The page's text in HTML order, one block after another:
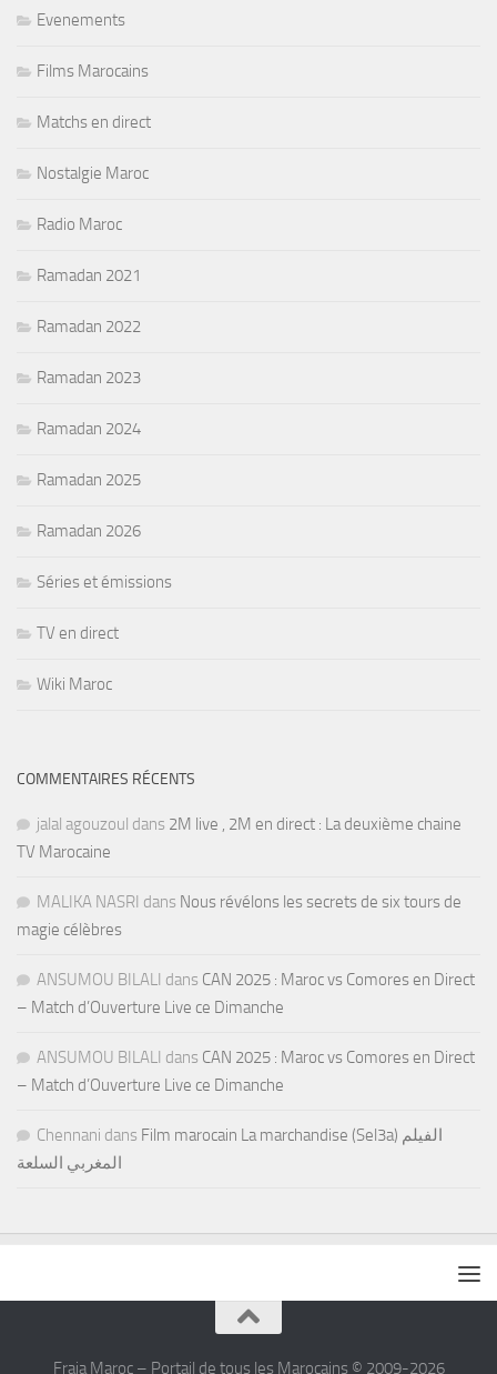
Evenements
Films Marocains
Matchs en direct
Nostalgie Maroc
Radio Maroc
Ramadan 2021
Ramadan 2022
Ramadan 2023
Ramadan 2024
Ramadan 2025
Ramadan 2026
Séries et émissions
TV en direct
Wiki Maroc
COMMENTAIRES RÉCENTS
jalal agouzoul dans 2M live , 2M en direct : La deuxième chaine
TV Marocaine
MALIKA NASRI dans Nous révélons les secrets de six tours de
magie célèbres
ANSUMOU BILALI dans CAN 2025 : Maroc vs Comores en Direct
– Match d’Ouverture Live ce Dimanche
ANSUMOU BILALI dans CAN 2025 : Maroc vs Comores en Direct
– Match d’Ouverture Live ce Dimanche
Chennani dans Film marocain La marchandise (Sel3a) الفيلم
المغربي السلعة
Fraja Maroc – Portail de tous les Marocains © 2009-2026